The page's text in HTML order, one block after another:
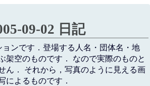
09-02 日記
ョンです．登場する人名・団体名・地
架空のものです． なので実際のものと
ん． それから，写真のように見える画
によるものです．